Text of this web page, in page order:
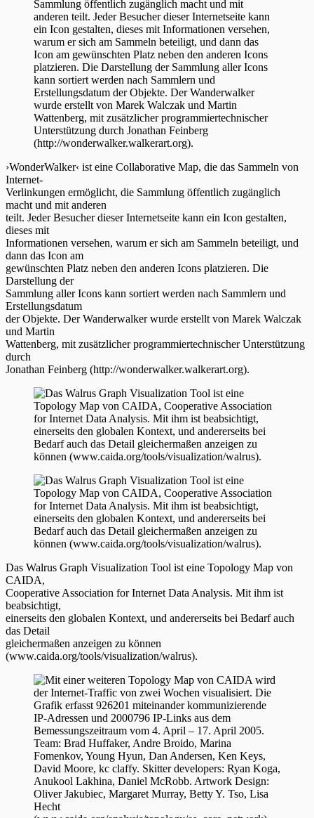
›WonderWalker‹ ist eine Collaborative Map, die das Sammeln von
Internet-
Verlinkungen ermöglicht, die Sammlung öffentlich zugänglich
macht und mit anderen
teilt. Jeder Besucher dieser Internetseite kann ein Icon gestalten,
dieses mit
Informationen versehen, warum er sich am Sammeln beteiligt, und
dann das Icon am
gewünschten Platz neben den anderen Icons platzieren. Die
Darstellung der
Sammlung aller Icons kann sortiert werden nach Sammlern und
Erstellungsdatum
der Objekte. Der Wanderwalker wurde erstellt von Marek Walczak
und Martin
Wattenberg, mit zusätzlicher programmiertechnischer Unterstützung
durch
Jonathan Feinberg (http://wonderwalker.walkerart.org).
Das Walrus Graph Visualization Tool ist eine Topology Map von
CAIDA,
Cooperative Association for Internet Data Analysis. Mit ihm ist
beabsichtigt,
einerseits den globalen Kontext, und andererseits bei Bedarf auch
das Detail
gleichermaßen anzeigen zu können
(www.caida.org/tools/visualization/walrus).